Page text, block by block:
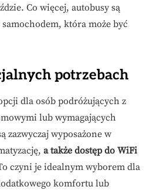
Co więcej, autobusy są
która może być
potrzebach
dla osób podróżujących z
lub wymagających
zazwyczaj wyposażone w
a także dostęp do WiFi
czyni je idealnym wyborem dla
komfortu lub